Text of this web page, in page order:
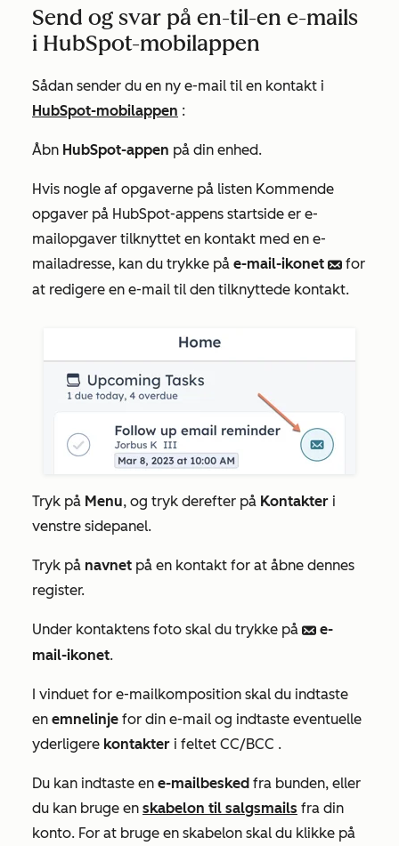
Send og svar på en-til-en e-mails
i HubSpot-mobilappen
Sådan sender du en ny e-mail til en kontakt i
HubSpot-mobilappen :
Åbn HubSpot-appen på din enhed.
Hvis nogle af opgaverne på listen Kommende
opgaver på HubSpot-appens startside er e-
mailopgaver tilknyttet en kontakt med en e-
mailadresse, kan du trykke på e-mail-ikonet email for
at redigere en e-mail til den tilknyttede kontakt.
Tryk på Menu, og tryk derefter på Kontakter i
venstre sidepanel.
Tryk på navnet på en kontakt for at åbne dennes
register.
Under kontaktens foto skal du trykke på email e-
mail-ikonet.
I vinduet for e-mailkomposition skal du indtaste
en emnelinje for din e-mail og indtaste eventuelle
yderligere kontakter i feltet CC/BCC .
Du kan indtaste en e-mailbesked fra bunden, eller
du kan bruge en skabelon til salgsmails fra din
konto. For at bruge en skabelon skal du klikke på